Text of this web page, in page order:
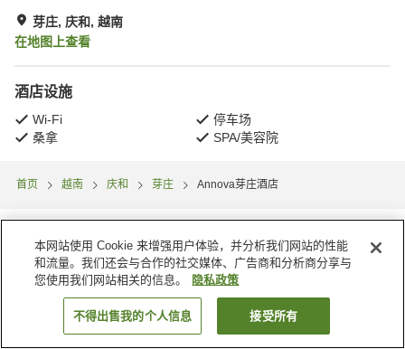
芽庄, 庆和, 越南
在地图上查看
酒店设施
Wi-Fi
停车场
桑拿
SPA/美容院
首页 越南 庆和 芽庄 Annova芽庄酒店
搜索客房
本网站使用 Cookie 来增强用户体验，并分析我们网站的性能
和流量。我们还会与合作的社交媒体、广告商和分析商分享与
您使用我们网站相关的信息。
隐私政策
不得出售我的个人信息 接受所有